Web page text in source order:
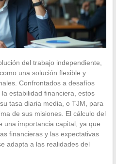
del trabajo independiente,
una solución flexible y
Confrontados a desafíos
estabilidad financiera, estos
tasa diaria media, o TJM, para
de sus misiones. El cálculo del
una importancia capital, ya que
financieras y las expectativas
adapta a las realidades del